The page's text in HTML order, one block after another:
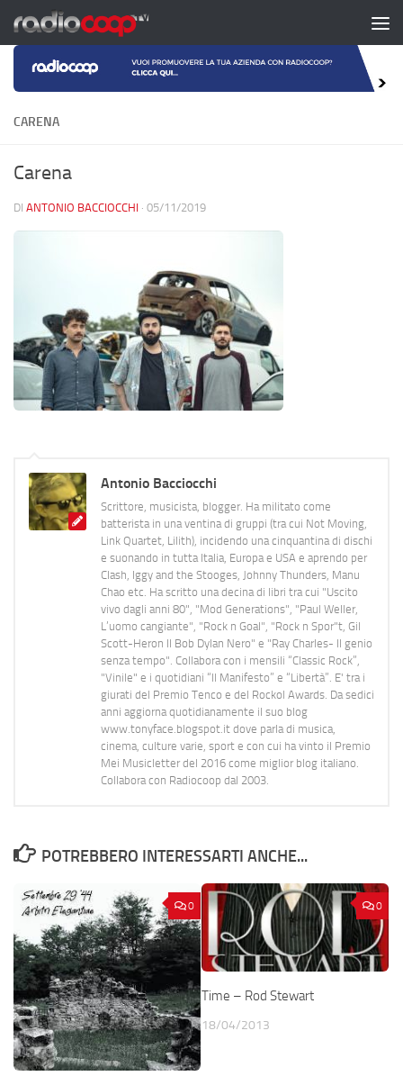
Salta al contenuto
CARENA
Carena
DI ANTONIO BACCIOCCHI · 05/11/2019
Antonio Bacciocchi
Scrittore, musicista, blogger. Ha militato come
batterista in una ventina di gruppi (tra cui Not Moving,
Link Quartet, Lilith), incidendo una cinquantina di dischi
e suonando in tutta Italia, Europa e USA e aprendo per
Clash, Iggy and the Stooges, Johnny Thunders, Manu
Chao etc. Ha scritto una decina di libri tra cui "Uscito
vivo dagli anni 80", "Mod Generations", "Paul Weller,
L’uomo cangiante", "Rock n Goal", "Rock n Spor"t, Gil
Scott-Heron Il Bob Dylan Nero" e "Ray Charles- Il genio
senza tempo". Collabora con i mensili “Classic Rock”,
"Vinile" e i quotidiani “Il Manifesto” e “Libertà”. E' tra i
giurati del Premio Tenco e del Rockol Awards. Da sedici
anni aggiorna quotidianamente il suo blog
www.tonyface.blogspot.it dove parla di musica,
cinema, culture varie, sport e con cui ha vinto il Premio
Mei Musicletter del 2016 come miglior blog italiano.
Collabora con Radiocoop dal 2003.
POTREBBERO INTERESSARTI ANCHE...
0 0
Time – Rod Stewart
18/04/2013